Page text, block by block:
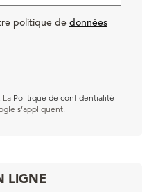
politique de données
La Politique de confidentialité
s’appliquent.
LIGNE